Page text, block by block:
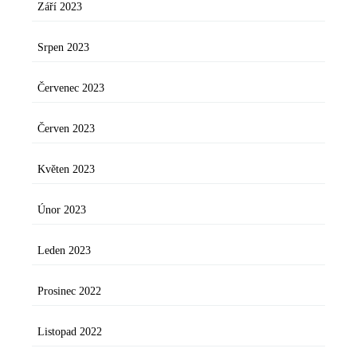
Září 2023
Srpen 2023
Červenec 2023
Červen 2023
Květen 2023
Únor 2023
Leden 2023
Prosinec 2022
Listopad 2022